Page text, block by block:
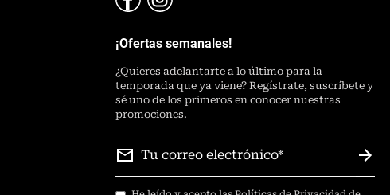
¡Ofertas semanales!
¿Quieres adelantarte a lo último para la
temporada que ya viene? Regístrate, suscríbete y
sé uno de los primeros en conocer nuestras
promociones.